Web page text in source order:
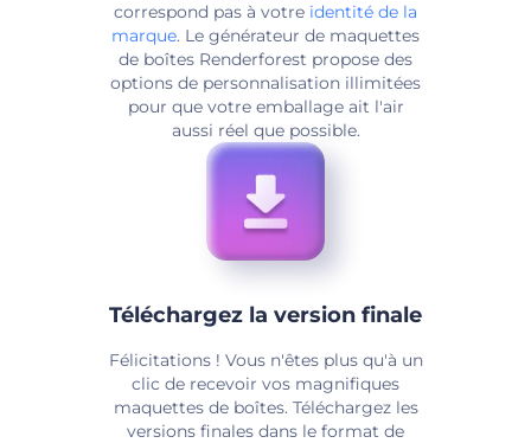
correspond pas à votre identité de la
marque. Le générateur de maquettes
de boîtes Renderforest propose des
options de personnalisation illimitées
pour que votre emballage ait l'air
aussi réel que possible.
Téléchargez la version finale
Félicitations ! Vous n'êtes plus qu'à un
clic de recevoir vos magnifiques
maquettes de boîtes. Téléchargez les
versions finales dans le format de